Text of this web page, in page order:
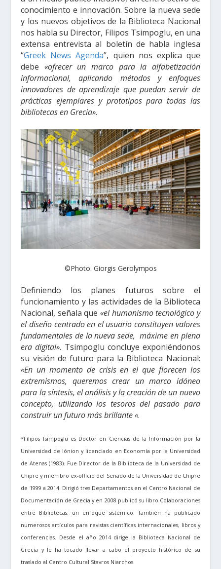
conocimiento e innovación. Sobre la nueva sede
y los nuevos objetivos de la Biblioteca Nacional
nos habla su Director, Fílipos Tsimpoglu, en una
extensa entrevista al boletín de habla inglesa
“Greek News Agenda”, quien nos explica que
debe «ofrecer un marco para la alfabetización
informacional, aplicando métodos y enfoques
innovadores de aprendizaje que puedan servir de
prácticas ejemplares y prototipos para todas las
bibliotecas en Grecia».
©Photo: Giorgis Gerolympos
Definiendo los planes futuros sobre el
funcionamiento y las actividades de la Biblioteca
Nacional, señala que «el humanismo tecnológico y
el diseño centrado en el usuario constituyen valores
fundamentales de la nueva sede, máxime en plena
era digital». Tsimpoglu concluye exponiéndonos
su visión de futuro para la Biblioteca Nacional:
«En un momento de crisis en el que florecen los
extremismos, queremos crear un marco idóneo
para la síntesis, el análisis y la creación de un nuevo
concepto, utilizando los tesoros del pasado para
construir un futuro más brillante «.
*Fílipos Tsimpoglu es Doctor en Ciencias de la Información por la
Universidad de Iónion y licenciado en Economía por la Universidad
de Atenas (1983). Fue Director de la Biblioteca de la Universidad de
Chipre y miembro ex-officio del Senado de la Universidad de Chipre
de 1999 a 2014. Dirigió tres Departamentos en el Centro Nacional de
Documentación de Grecia y en 2008 publicó su libro Colaboraciones
entre Bibliotecas: un enfoque sistémico. También ha publicado
numerosos artículos para revistas científicas internacionales, libros y
conferencias. Desde el año 2014 dirige la Biblioteca Nacional de
Grecia y le ha tocado llevar a cabo el proyecto histórico de su
traslado al Centro Cultural Stavros Niarchos.